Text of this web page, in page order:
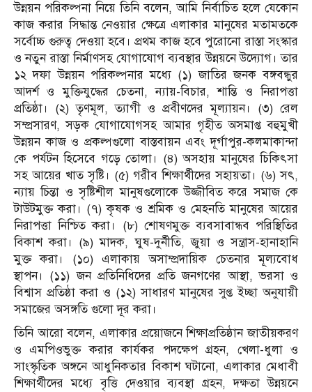
উন্নয়ন পরিকল্পনা নিয়ে তিনি বলেন, আমি নির্বাচিত হলে যেকোন
কাজ করার সিদ্ধান্ত নেওয়ার ক্ষেত্রে এলাকার মানুষের মতামতকে
সর্বোচ্চ গুরুত্ব দেওয়া হবে। প্রথম কাজ হবে পুরোনো রাস্তা সংস্কার
ও নতুন রাস্তা নির্মাণসহ যোগাযোগ ব্যবস্থার উন্নয়নে উদ্যোগ। তার
১২ দফা উন্নয়ন পরিকল্পনার মধ্যে (১) জাতির জনক বঙ্গবন্ধুর
আদর্শ ও মুক্তিযুদ্ধের চেতনা, ন্যায়-বিচার, শান্তি ও নিরাপত্তা
প্রতিষ্ঠা। (২) তৃণমূল, ত্যাগী ও প্রবীণদের মূল্যায়ন। (৩) রেল
সম্প্রসারণ, সড়ক যোগাযোগসহ আমার গৃহীত অসমাপ্ত বহুমুখী
উন্নয়ন কাজ ও প্রকল্পগুলো বাস্তবায়ন এবং দূর্গাপুর-কলমাকান্দা
কে পর্যটন হিসেবে গড়ে তোলা। (৪) অসহায় মানুষের চিকিৎসা
সহ আয়ের খাত সৃষ্টি। (৫) গরীব শিক্ষার্থীদের সহায়তা। (৬) সৎ,
ন্যায় চিন্তা ও সৃষ্টিশীল মানুষগুলোকে উজ্জীবিত করে সমাজ কে
টাউটমুক্ত করা। (৭) কৃষক ও শ্রমিক ও মেহনতি মানুষের আয়ের
নিরাপত্তা নিশ্চিত করা। (৮) শোষণমুক্ত ব্যবসাবান্ধব পরিস্থিতির
বিকাশ করা। (৯) মাদক, ঘুষ-দুর্নীতি, জুয়া ও সন্ত্রাস-হানাহানি
মুক্ত করা। (১০) এলাকায় অসাম্প্রদায়িক চেতনার মূল্যবোধ
স্থাপন। (১১) জন প্রতিনিধিদের প্রতি জনগণের আস্থা, ভরসা ও
বিশ্বাস প্রতিষ্ঠা করা ও (১২) সাধারণ মানুষের সুপ্ত ইচ্ছা অনুযায়ী
সমাজের অসঙ্গতি গুলো দূর করা।
তিনি আরো বলেন, এলাকার প্রয়োজনে শিক্ষাপ্রতিষ্ঠান জাতীয়করণ
ও এমপিওভুক্ত করার কার্যকর পদক্ষেপ গ্রহন, খেলা-ধুলা ও
সাংস্কৃতিক অঙ্গনে আধুনিকতার বিকাশ ঘটানো, এলাকার মেধাবী
শিক্ষার্থীদের মধ্যে বৃত্তি দেওয়ার ব্যবস্থা গ্রহন, দক্ষতা উন্নয়নে